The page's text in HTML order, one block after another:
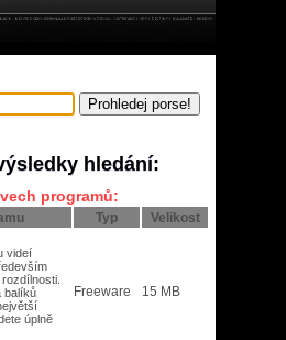
hledání:
programů:
Typ
Velikost
videí
balíků
úplně
Freeware 15 MB